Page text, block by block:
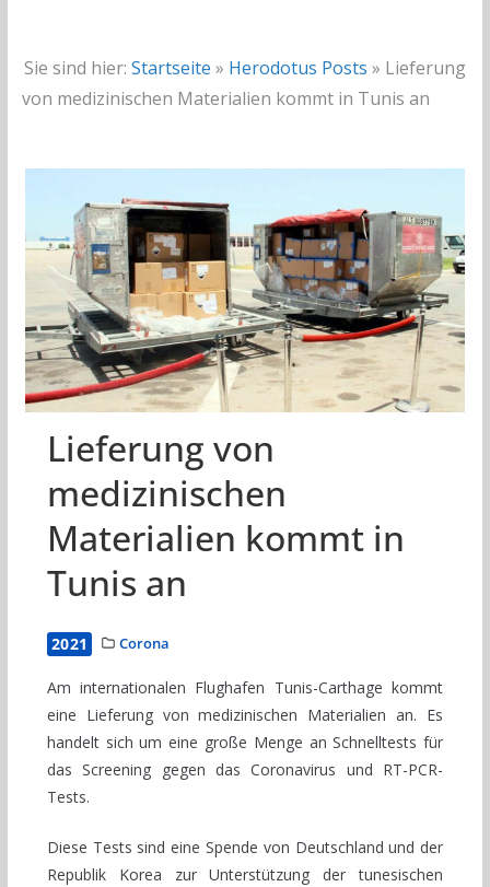
Sie sind hier: Startseite » Herodotus Posts » Lieferung
von medizinischen Materialien kommt in Tunis an
Lieferung von
medizinischen
Materialien kommt in
Tunis an
2021 Corona
Am internationalen Flughafen Tunis-Carthage kommt
eine Lieferung von medizinischen Materialien an. Es
handelt sich um eine große Menge an Schnelltests für
das Screening gegen das Coronavirus und RT-PCR-
Tests.
Diese Tests sind eine Spende von Deutschland und der
Republik Korea zur Unterstützung der tunesischen